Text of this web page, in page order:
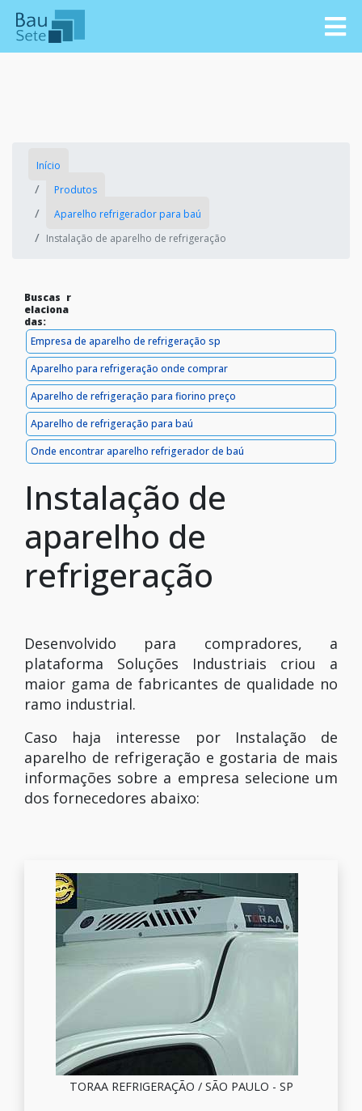
Início
Produtos
Aparelho refrigerador para baú
Instalação de aparelho de refrigeração
Buscas r
elaciona
das:
Empresa de aparelho de refrigeração sp
Aparelho para refrigeração onde comprar
Aparelho de refrigeração para fiorino preço
Aparelho de refrigeração para baú
Onde encontrar aparelho refrigerador de baú
Instalação de
aparelho de
refrigeração
Desenvolvido para compradores, a
plataforma Soluções Industriais criou a
maior gama de fabricantes de qualidade no
ramo industrial.
Caso haja interesse por Instalação de
aparelho de refrigeração e gostaria de mais
informações sobre a empresa selecione um
dos fornecedores abaixo:
TORAA REFRIGERAÇÃO / SÃO PAULO - SP